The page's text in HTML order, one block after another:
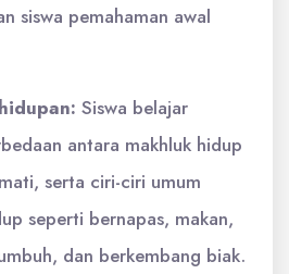
siswa pemahaman awal
Siswa belajar
antara makhluk hidup
serta ciri-ciri umum
seperti bernapas, makan,
dan berkembang biak.